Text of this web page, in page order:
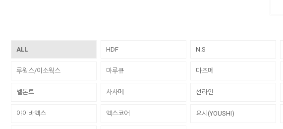
ALL HDF N.S
루웍스/이소웍스 마루큐 마즈메
벨몬트 사사메 선라인
야이바엑스 엑스코어 요시(YOUSHI)